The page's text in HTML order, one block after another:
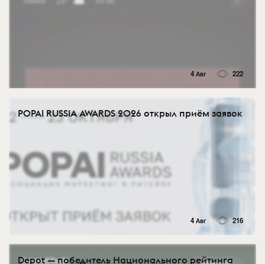
4 Авг 222
POPAI RUSSIA AWARDS 2026 открыл приём заявок
4 Авг 216
Depot — победитель Национального рейтинга